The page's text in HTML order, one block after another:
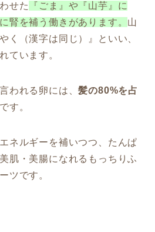
せた
『ごま』や『山芋』に
腎を補う働きがあります。 山
く（漢字は同じ）』といい、
ています。
われる卵には、髪の80%を占
です。
ネルギーを補いつつ、たんぱ
肌・美腸になれるもっちりふ
ツです。